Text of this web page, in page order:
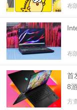
布
布
首
8
方